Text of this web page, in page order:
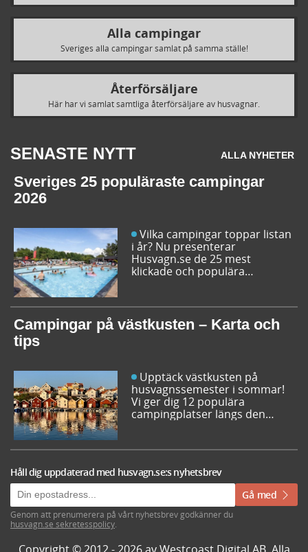
Alla campingar
Sveriges alla campingar samlat på samma ställe!
Återförsäljare
Här har vi samlat samtliga återförsäljare av husvagnar.
SENASTE NYTT ALLA NYHETER
Sveriges 25 populäraste campingar
2026
Vilka campingar toppar listan
i år? Nu presenterar
Husvagn.se de 25 mest
klickade och populära
inspireras av campingfolkets
egna favoriter och hitta din
nästa favorit redan idag!
Campingar på västkusten – Karta och
tips
husvagnssemester i sommar!
Vi ger dig 12 populära
campingplatser längs den
campingar längst västkusten
Håll dig uppdaterad med husvagn.se:s nyhetsbrev
Gå med
Genom att prenumerera på vårt nyhetsbrev godkänner du
husvagn.se sekretesspolicy
Copyright © 2012 - 2026 av Westcoast Digital AB. Alla